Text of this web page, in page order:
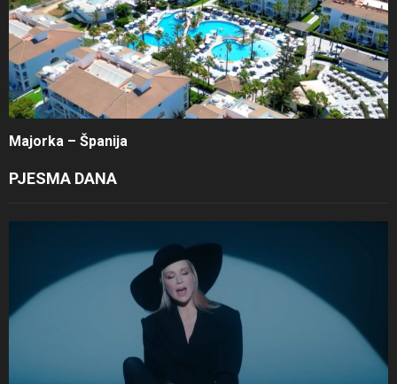
Majorka – Španija
PJESMA DANA